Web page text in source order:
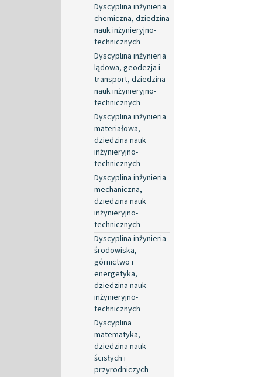
Dyscyplina inżynieria
chemiczna, dziedzina
nauk inżynieryjno-
technicznych
Dyscyplina inżynieria
lądowa, geodezja i
transport, dziedzina
nauk inżynieryjno-
technicznych
Dyscyplina inżynieria
materiałowa,
dziedzina nauk
inżynieryjno-
technicznych
Dyscyplina inżynieria
mechaniczna,
dziedzina nauk
inżynieryjno-
technicznych
Dyscyplina inżynieria
środowiska,
górnictwo i
energetyka,
dziedzina nauk
inżynieryjno-
technicznych
Dyscyplina
matematyka,
dziedzina nauk
ścisłych i
przyrodniczych